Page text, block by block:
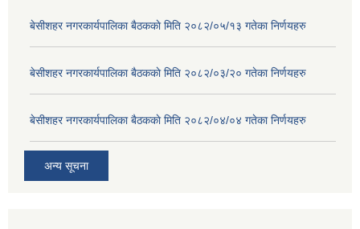
बे‍‍सीशहर नगरकार्यपालिका बैठककाे मिति २०८२/०५/१३ गतेका निर्णयहरु
बे‍‍सीशहर नगरकार्यपालिका बैठककाे मिति २०८२/०३/२० गतेका निर्णयहरु
बे‍‍सीशहर नगरकार्यपालिका बैठककाे मिति २०८२/०४/०४ गतेका निर्णयहरु
अन्य सूचना